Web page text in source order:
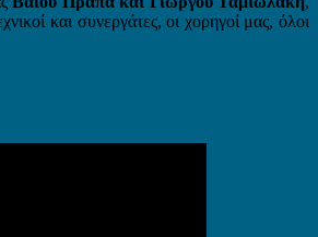
και συνεργάτες, οι χορηγοί μας, όλοι